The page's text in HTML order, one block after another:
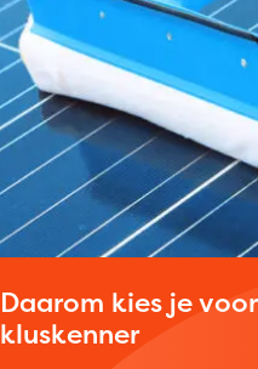
Daarom kies je voor
kluskenner